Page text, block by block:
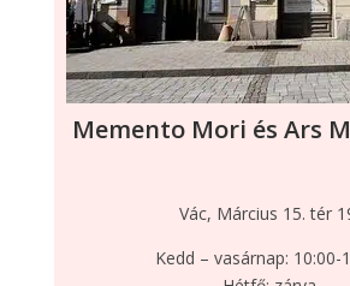
Memento Mori és Ars
Vác, Március 15. tér
Kedd – vasárnap: 10:00-